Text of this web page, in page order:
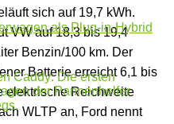
sich auf 19,7 kWh.
VW auf 18,3 bis 19,4
Benzin/100 km. Der
Batterie erreicht 6,1 bis
elektrische Reichweite
WLTP an, Ford nennt
als Plug-in-Hybrid